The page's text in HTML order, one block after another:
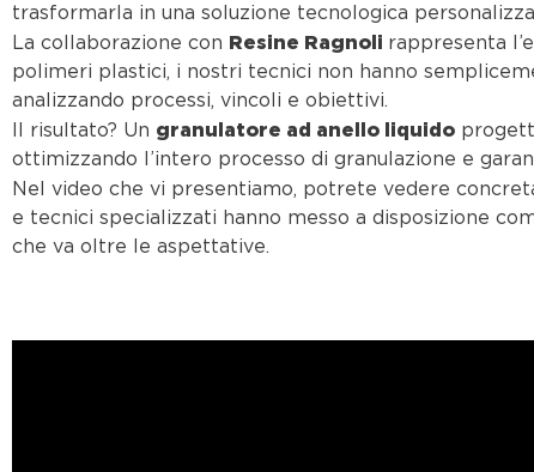
trasformarla in una soluzione tecnologica
La collaborazione con Resine Ragnoli rappresenta
polimeri plastici, i nostri tecnici non hanno
analizzando processi, vincoli e obiettivi.
Il risultato? Un granulatore ad anello liquido
ottimizzando l’intero processo di granulazione e
Nel video che vi presentiamo, potrete vedere
e tecnici specializzati hanno messo a disposizione
che va oltre le aspettative.